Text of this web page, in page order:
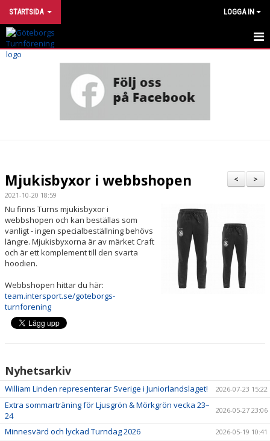
STARTSIDA LOGGA IN
INTRESSEANMÄLAN
UTVECKLINGSMODELL
STÖTTA TURN
FÖR DIG SOM ÄR MEDLEM
FÖR DIG SOM ÄR LEDARE
MAJVOLTEN
>
<
Mjukisbyxor i webbshopen
2021-10-20 18:59
Nu finns Turns mjukisbyxor i
webbshopen och kan beställas som
vanligt - ingen specialbeställning behövs
längre. Mjukisbyxorna är av märket Craft
och är ett komplement till den svarta
hoodien.
Webbshopen hittar du här:
team.intersport.se/goteborgs-
turnforening
Nyhetsarkiv
William Linden representerar Sverige i Juniorlandslaget! 2026-07-23 15:22
Extra sommarträning för Ljusgrön & Mörkgrön vecka 23–
24
2026-05-27 23:06
Minnesvärd och lyckad Turndag 2026 2026-05-19 10:41